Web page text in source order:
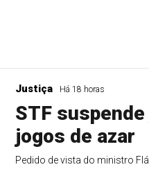
Justiça Há 18 horas
STF
jogos de azar
Pedido de vista do ministro